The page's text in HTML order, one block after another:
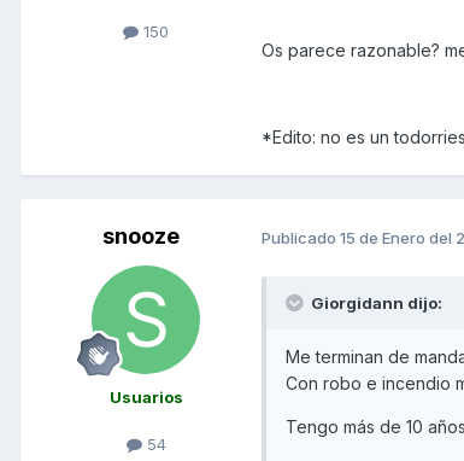
150
Os parece razonable?
*Edito: no es un
snooze
Usuarios
54
Publicado 15 de Enero del
Giorgidann dijo:
Me terminan de
Con robo e incendio
Tengo más de 10